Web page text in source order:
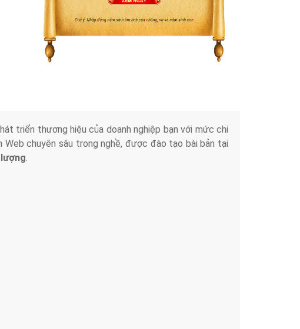
triển thương hiệu của doanh nghiệp bạn với mức chi
chuyên sâu trong nghề, được đào tạo bài bản tại